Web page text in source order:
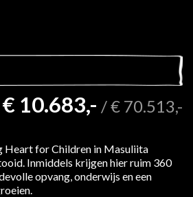
€ 10.683,- /€ 70.513,-
Heart for Children in Masuliita
Inmiddels krijgen hier ruim 360
opvang, onderwijs en een